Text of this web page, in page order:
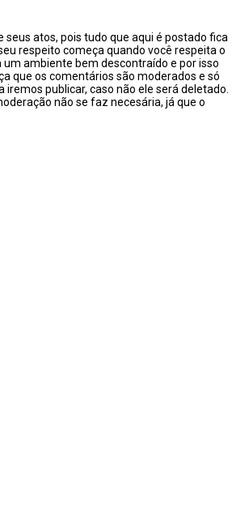
atos, pois tudo que aqui é postado fica
respeito começa quando você respeita o
ambiente bem descontraído e por isso
que os comentários são moderados e só
publicar, caso não ele será deletado.
não se faz necesária, já que o